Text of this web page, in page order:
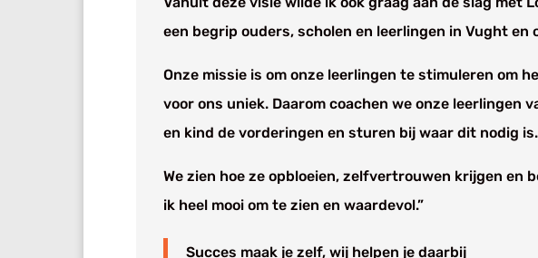
een begrip ouders, scholen en leerlingen in Vught en
Onze missie is om onze leerlingen te stimuleren om
voor ons uniek. Daarom coachen we onze leerlingen
en kind de vorderingen en sturen bij waar dit nodig is.
We zien hoe ze opbloeien, zelfvertrouwen krijgen
ik heel mooi om te zien en waardevol.”
Succes maak je zelf, wij helpen je daarbij